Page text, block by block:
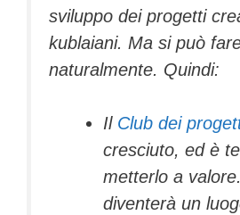
sviluppo dei progetti
kublaiani. Ma si può
naturalmente. Quindi:
Il Club dei
cresciuto, ed è
metterlo a
diventerà un